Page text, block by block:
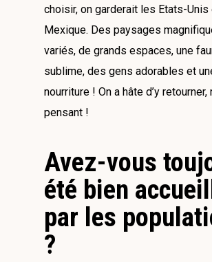
choisir, on garderait les Etats-Unis
Mexique. Des paysages
variés, de grands espaces, une
sublime, des gens adorables et
nourriture ! On a hâte d’y retourner,
pensant !
Avez-vous
été bien
par les
?